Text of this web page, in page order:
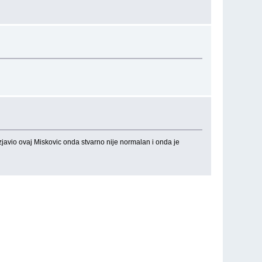
ovaj Miskovic onda stvarno nije normalan i onda je